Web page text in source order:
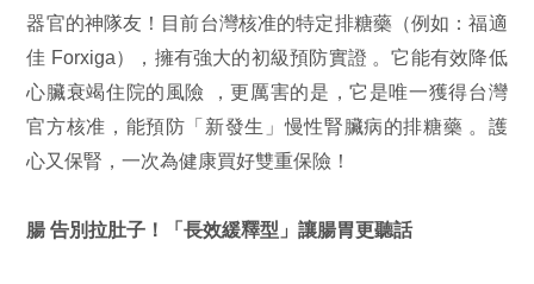
器官的神隊友！目前台灣核准的特定排糖藥（例如：福適
佳 Forxiga），擁有強大的初級預防實證 。它能有效降低
心臟衰竭住院的風險 ，更厲害的是，它是唯一獲得台灣
官方核准，能預防「新發生」慢性腎臟病的排糖藥 。護
心又保腎，一次為健康買好雙重保險！
腸告別拉肚子！「長效緩釋型」讓腸胃更聽話